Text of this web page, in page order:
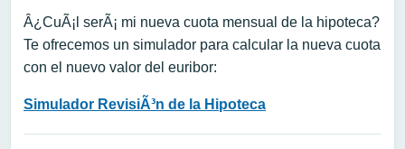
Â¿CuÃ¡l serÃ¡ mi nueva cuota mensual de la hipoteca?
Te ofrecemos un simulador para calcular la nueva cuota
con el nuevo valor del euribor:
Simulador RevisiÃ³n de la Hipoteca